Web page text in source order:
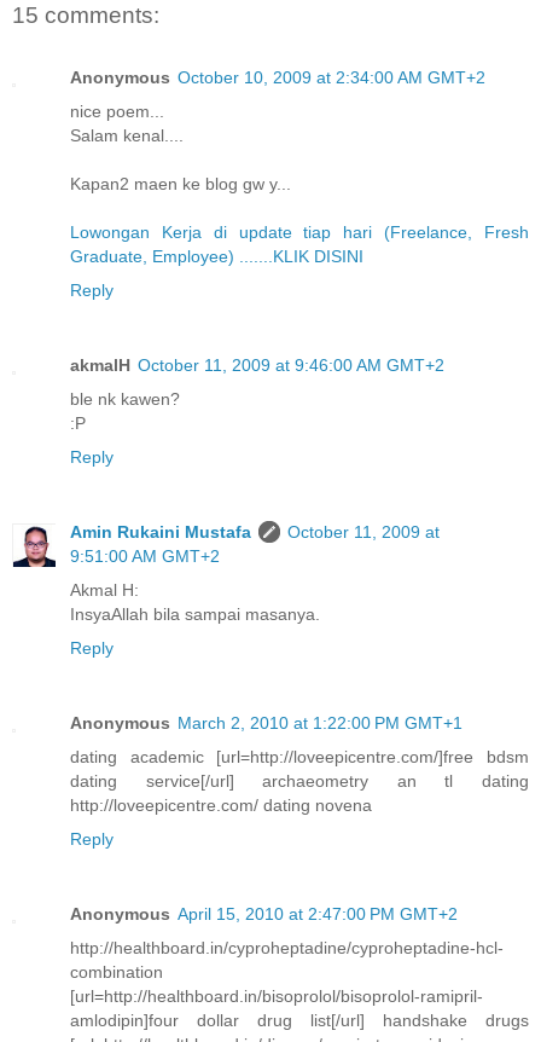
15 comments:
Anonymous October 10, 2009 at 2:34:00 AM GMT+2
nice poem...
Salam kenal....
Kapan2 maen ke blog gw y...
Lowongan Kerja di update tiap hari (Freelance, Fresh
Graduate, Employee) .......KLIK DISINI
Reply
akmalH October 11, 2009 at 9:46:00 AM GMT+2
ble nk kawen?
:P
Reply
Amin Rukaini Mustafa
October 11, 2009 at
9:51:00 AM GMT+2
Akmal H:
InsyaAllah bila sampai masanya.
Reply
Anonymous March 2, 2010 at 1:22:00 PM GMT+1
dating academic [url=http://loveepicentre.com/]free bdsm
dating service[/url] archaeometry an tl dating
http://loveepicentre.com/ dating novena
Reply
Anonymous April 15, 2010 at 2:47:00 PM GMT+2
http://healthboard.in/cyproheptadine/cyproheptadine-hcl-
combination
[url=http://healthboard.in/bisoprolol/bisoprolol-ramipril-
amlodipin]four dollar drug list[/url] handshake drugs